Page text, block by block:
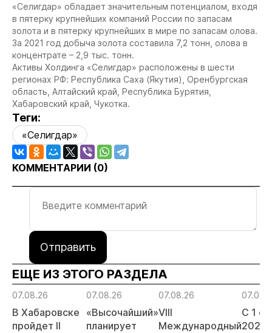
«Селигдар» обладает значительным потенциалом, входя
в пятерку крупнейших компаний России по запасам
золота и в пятерку крупнейших в мире по запасам олова.
За 2021 год добыча золота составила 7,2 тонн, олова в
концентрате – 2,9 тыс. тонн.
Активы Холдинга «Селигдар» расположены в шести
регионах РФ: Республика Саха (Якутия), Оренбургская
область, Алтайский край, Республика Бурятия,
Хабаровский край, Чукотка.
Теги:
«Селигдар»
КОММЕНТАРИИ (0)
Отправить
ЕЩЕ ИЗ ЭТОГО РАЗДЕЛА
07.08.26
В Хабаровске
пройдет II
07.08.26
«Высочайший»
планирует
07.08.26
VIII
Международный
С 1
2026